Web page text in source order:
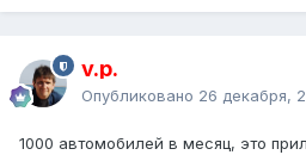
v.p.
Опубликовано 26 декабря,
1000 автомобилей в месяц, это